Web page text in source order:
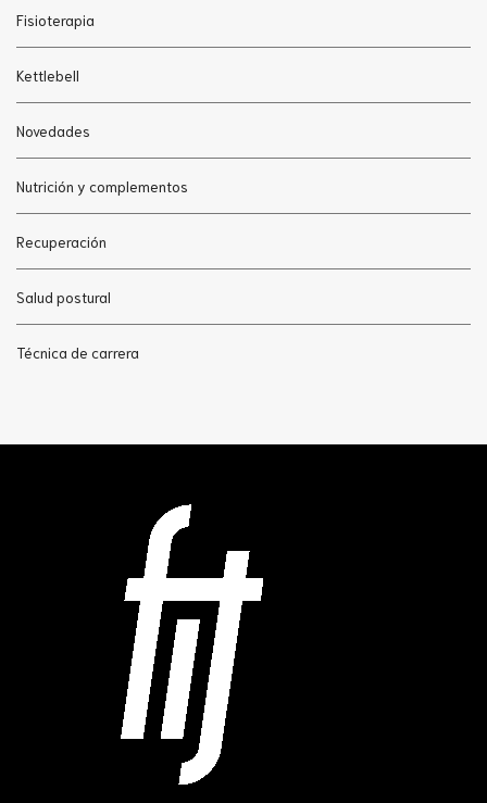
Fisioterapia
Kettlebell
Novedades
Nutrición y complementos
Recuperación
Salud postural
Técnica de carrera